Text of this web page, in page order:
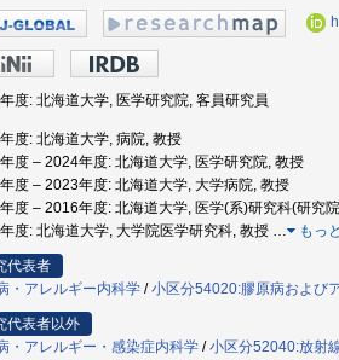
度: 北海道大学, 医学研究院, 客員研究員
度: 北海道大学, 病院, 教授
度 – 2024年度: 北海道大学, 医学研究院, 教授
度 – 2023年度: 北海道大学, 大学病院, 教授
度 – 2016年度: 北海道大学, 医学(系)研究科(研究
度: 北海道大学, 大学院医学研究科, 教授 … もっ
代表者
・アレルギー内科学 /小区分54020:膠原病および
代表者以外
・アレルギー・感染症内科学 /小区分52040:放射